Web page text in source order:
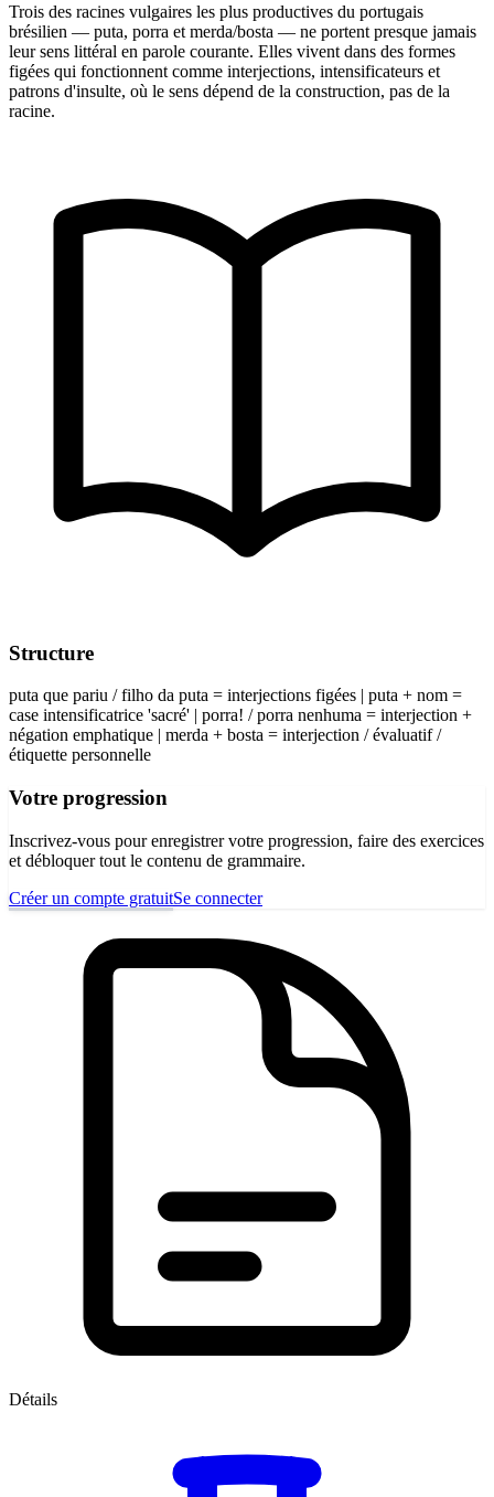
Trois des racines vulgaires les plus productives du portugais
brésilien — puta, porra et merda/bosta — ne portent presque jamais
leur sens littéral en parole courante. Elles vivent dans des formes
figées qui fonctionnent comme interjections, intensificateurs et
patrons d'insulte, où le sens dépend de la construction, pas de la
racine.
Structure
puta que pariu / filho da puta = interjections figées | puta + nom =
case intensificatrice 'sacré' | porra! / porra nenhuma = interjection +
négation emphatique | merda + bosta = interjection / évaluatif /
étiquette personnelle
Votre progression
Inscrivez-vous pour enregistrer votre progression, faire des exercices
et débloquer tout le contenu de grammaire.
Créer un compte gratuitSe connecter
Détails